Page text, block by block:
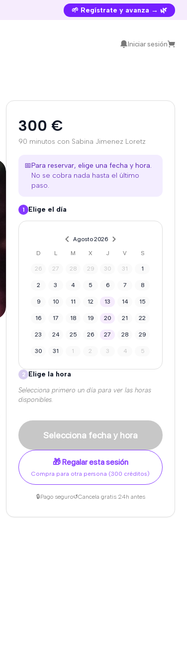
🌱 Regístrate y avanza → 🌿
Iniciar sesión
300 €
90 minutos con Sabina Jimenez Loretz
📅Para reservar, elige una fecha y hora.
No se cobra nada hasta el último
paso.
1 Elige el día
Agosto 2026
D
L M X J V S
26 27 28 29 30 31 1
2 3 4 5 6 7 8
9 10 11 12 13 14 15
16 17 18 19 20 21 22
23 24 25 26 27 28 29
30 31 1 2 3 4 5
2 Elige la hora
Selecciona primero un día para ver las horas
disponibles.
Selecciona fecha y hora
🎁 Regalar esta sesión
Compra para otra persona (300 créditos)
🔒Pago seguro↺Cancela gratis 24h antes